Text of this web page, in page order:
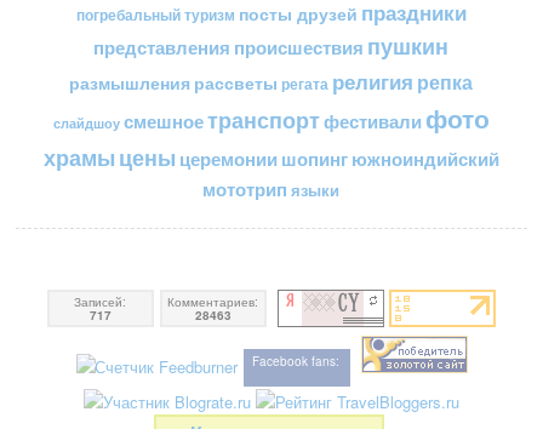
погребальный туризм посты друзей праздники
представления происшествия пушкин
размышления рассветы регата религия репка
слайдшоу смешноетранспортфестивали фото
храмы цены церемонии шопингюжноиндийский
мототрип языки
Записей:
717
Комментариев:
28463
Facebook fans: